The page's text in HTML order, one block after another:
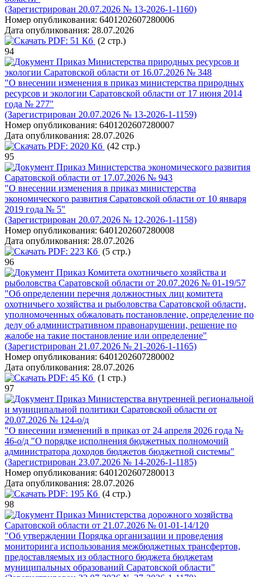
(Зарегистрирован 20.07.2026 № 13-2026-1-1160)
Номер опубликования: 6401202607280006
Дата опубликования: 28.07.2026
PDF: 51 Кб (2 стр.)
94
Приказ Министерства природных ресурсов и
экологии Саратовской области от 16.07.2026 № 348
"О внесении изменения в приказ министерства природных
ресурсов и экологии Саратовской области от 17 июня 2014
года № 277"
(Зарегистрирован 20.07.2026 № 13-2026-1-1159)
Номер опубликования: 6401202607280007
Дата опубликования: 28.07.2026
PDF: 2020 Кб (42 стр.)
95
Приказ Министерства экономического развития
Саратовской области от 17.07.2026 № 943
"О внесении изменения в приказ министерства
экономического развития Саратовской области от 10 января
2019 года № 5"
(Зарегистрирован 20.07.2026 № 12-2026-1-1158)
Номер опубликования: 6401202607280008
Дата опубликования: 28.07.2026
PDF: 223 Кб (5 стр.)
96
Приказ Комитета охотничьего хозяйства и
рыболовства Саратовской области от 20.07.2026 № 01-19/57
"Об определении перечня должностных лиц комитета
охотничьего хозяйства и рыболовства Саратовской области,
уполномоченных обжаловать постановление, определение по
делу об административном правонарушении, решение по
жалобе на такие постановление или определение"
(Зарегистрирован 21.07.2026 № 21-2026-1-1165)
Номер опубликования: 6401202607280002
Дата опубликования: 28.07.2026
PDF: 45 Кб (1 стр.)
97
Приказ Министерства внутренней региональной
и муниципальной политики Саратовской области от
20.07.2026 № 124-о/д
"О внесении изменений в приказ от 24 апреля 2026 года №
46-о/д "О порядке исполнения бюджетных полномочий
администратора доходов бюджетов бюджетной системы"
(Зарегистрирован 23.07.2026 № 14-2026-1-1185)
Номер опубликования: 6401202607280013
Дата опубликования: 28.07.2026
PDF: 195 Кб (4 стр.)
98
Приказ Министерства дорожного хозяйства
Саратовской области от 21.07.2026 № 01-01-14/120
"Об утверждении Порядка организации и проведения
мониторинга использования межбюджетных трансфертов,
предоставляемых из областного бюджета бюджетам
муниципальных образований Саратовской области"